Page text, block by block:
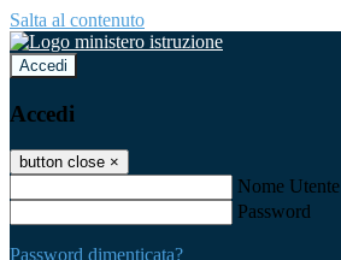
Salta al contenuto
Accedi
Accedi
button close ×
Nome Utente
Password
Password dimenticata?